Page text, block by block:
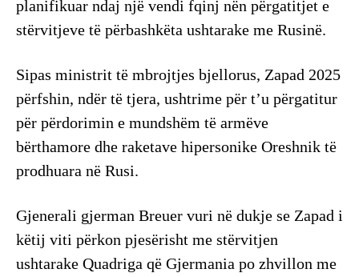
planifikuar ndaj një vendi fqinj nën përgatitjet e
stërvitjeve të përbashkëta ushtarake me Rusinë.
Sipas ministrit të mbrojtjes bjellorus, Zapad 2025
përfshin, ndër të tjera, ushtrime për t’u përgatitur
për përdorimin e mundshëm të armëve
bërthamore dhe raketave hipersonike Oreshnik të
prodhuara në Rusi.
Gjenerali gjerman Breuer vuri në dukje se Zapad i
këtij viti përkon pjesërisht me stërvitjen
ushtarake Quadriga që Gjermania po zhvillon me